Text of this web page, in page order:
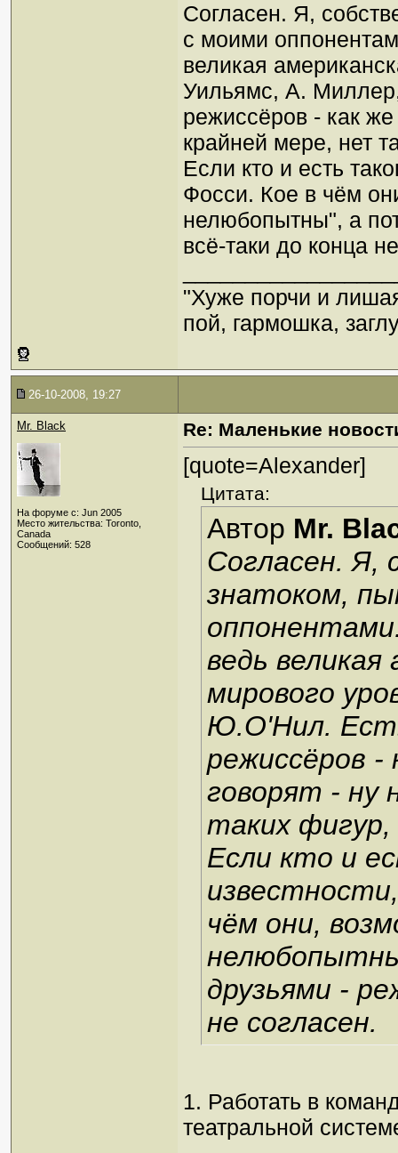
Согласен. Я,
с моими
великая
Уильямс, А.
режиссёров - как
крайней мере, нет
Если кто и есть
Фосси. Кое в чём
нелюбопытны", а
всё-таки до конца
"Хуже порчи и
пой, гармошка,
26-10-2008, 19:27
Mr. Black
На форуме с: Jun 2005
Место жительства: Toronto,
Canada
Сообщений: 528
Re: Маленькие
[quote=Alexander]
Цитата:
Автор Mr.
Согласен. Я,
знатоком,
ведь
мирового
Ю.О'Нил.
режиссёров
говорят - ну
таких
Если кто и
чём они,
друзьями -
не согласен.
1. Работать в
театральной